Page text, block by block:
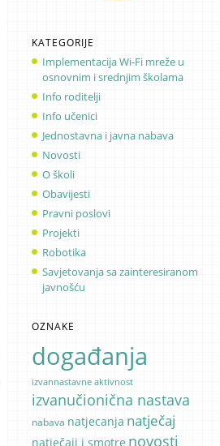
KATEGORIJE
Implementacija Wi-Fi mreže u
osnovnim i srednjim školama
Info roditelji
Info učenici
Jednostavna i javna nabava
Novosti
O školi
Obavijesti
Pravni poslovi
Projekti
Robotika
Savjetovanja sa zainteresiranom
javnošću
OZNAKE
događanja
izvannastavne aktivnost
izvanučionična nastava
nabava natjecanja natječaj
natječaji i smotre novosti